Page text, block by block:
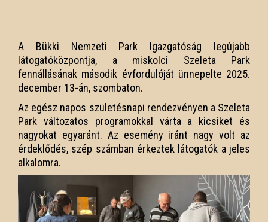
A Bükki Nemzeti Park Igazgatóság legújabb
látogatóközpontja, a miskolci Szeleta Park
fennállásának második évfordulóját ünnepelte 2025.
december 13-án, szombaton.
Az egész napos születésnapi rendezvényen a Szeleta
Park változatos programokkal várta a kicsiket és
nagyokat egyaránt. Az esemény iránt nagy volt az
érdeklődés, szép számban érkeztek látogatók a jeles
alkalomra.